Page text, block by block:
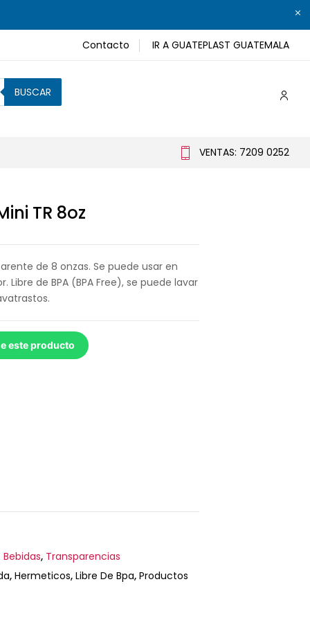
Contacto IR A GUATEPLAST GUATEMALA
BUSCAR
VENTAS: 7209 0252
TR 8oz
de 8 onzas. Se puede usar en
Libre de BPA (BPA Free), se puede lavar
este producto
, Transparencias
, Hermeticos, Libre De Bpa, Productos